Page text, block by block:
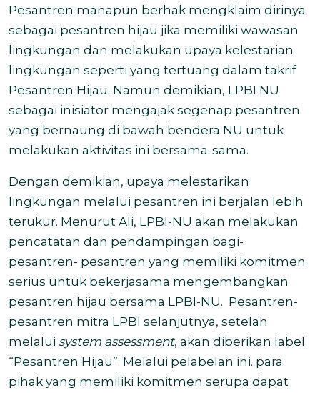
Pesantren manapun berhak mengklaim dirinya
sebagai pesantren hijau jika memiliki wawasan
lingkungan dan melakukan upaya kelestarian
lingkungan seperti yang tertuang dalam takrif
Pesantren Hijau. Namun demikian, LPBI NU
sebagai inisiator mengajak segenap pesantren
yang bernaung di bawah bendera NU untuk
melakukan aktivitas ini bersama-sama.
Dengan demikian, upaya melestarikan
lingkungan melalui pesantren ini berjalan lebih
terukur. Menurut Ali, LPBI-NU akan melakukan
pencatatan dan pendampingan bagi-
pesantren- pesantren yang memiliki komitmen
serius untuk bekerjasama mengembangkan
pesantren hijau bersama LPBI-NU. Pesantren-
pesantren mitra LPBI selanjutnya, setelah
melalui system assessment, akan diberikan label
“Pesantren Hijau”. Melalui pelabelan ini. para
pihak yang memiliki komitmen serupa dapat